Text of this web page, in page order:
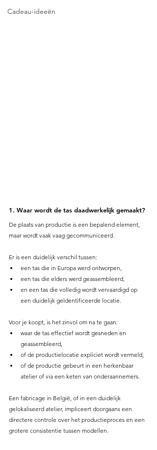
Cadeau-ideeën
1. Waar wordt de tas daadwerkelijk gemaakt?
De plaats van productie is een bepalend element,
maar wordt vaak vaag gecommuniceerd.
Er is een duidelijk verschil tussen:
een tas die in Europa werd ontworpen,
een tas die elders werd geassembleerd,
en een tas die volledig wordt vervaardigd op
een duidelijk geïdentificeerde locatie.
Voor je koopt, is het zinvol om na te gaan:
waar de tas effectief wordt gesneden en
geassembleerd,
of de productielocatie expliciet wordt vermeld,
of de productie gebeurt in een herkenbaar
atelier of via een keten van onderaannemers.
Een fabricage in België, of in een duidelijk
gelokaliseerd atelier, impliceert doorgaans een
directere controle over het productieproces en een
grotere consistentie tussen modellen.